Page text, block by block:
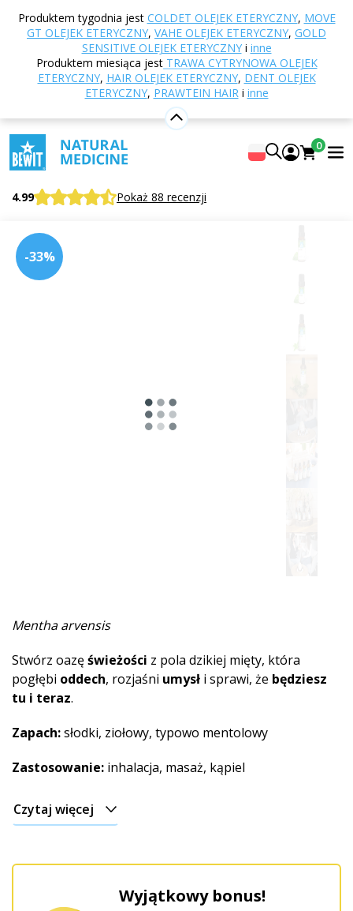
Produktem tygodnia jest COLDET OLEJEK ETERYCZNY, MOVE
GT OLEJEK ETERYCZNY, VAHE OLEJEK ETERYCZNY, GOLD
SENSITIVE OLEJEK ETERYCZNYi inne
Produktem miesiąca jest TRAWA CYTRYNOWA OLEJEK
ETERYCZNY, HAIR OLEJEK ETERYCZNY, DENT OLEJEK
ETERYCZNY, PRAWTEIN HAIRi inne
0
Cytrusowe
Afrodyzjakalne
Strona główna
eteryczne
Jednogatunkowe olejki eteryczne
Mięta polna olejek eteryczny
Mięta polna olejek eteryczny
W 100% czysty i naturalny olejek eteryczny w jakości
CTEO®
BEWIT Wild Mint
4.99 Pokaż 88 recenzji
-33%
Mentha arvensis
Stwórz oazęświeżości z pola dzikiej mięty, która
pogłębi oddech, rozjaśni umysł i sprawi, że będziesz
tu i teraz.
Zapach:słodki, ziołowy, typowo mentolowy
Zastosowanie: inhalacja, masaż, kąpiel
Czytaj więcej
Wyjątkowy bonus!